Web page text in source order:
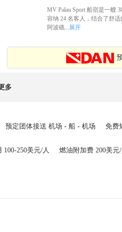
MV Palau Sport 船宿是一艘
容纳 24 名客人，结合了舒
阿波礁...展开
多
预定团体接送 机场 - 船 - 机场 免费
100-250美元/人 燃油附加费 200美元/